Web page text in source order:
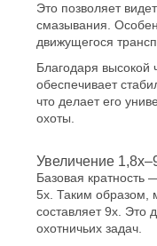
Это позволяет
смазывания.
движущегося
Благодаря высокой
обеспечивает
что делает его
охоты.
Увеличение
Базовая
5x. Таким образом,
составляет 9x. Это
охотничьих задач.